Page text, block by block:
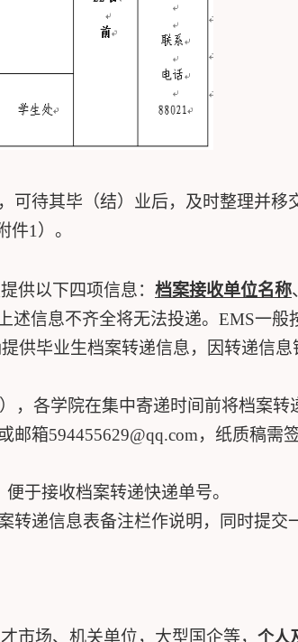
待其毕（结）业后，及时整理并移
件1 ）。
供以下四项信息： 档案接收单位名称
述信息不齐全将无法投递。 EMS一般
供毕业生档案转递信息，因转递信息
），各学院在集中寄递时间前将档案转
邮箱594455629@qq.com，纸质稿需
便于接收档案转递快递单号。
转递信息表备注栏作说明，同时提交
市场、机关单位，大型国企等， 个人